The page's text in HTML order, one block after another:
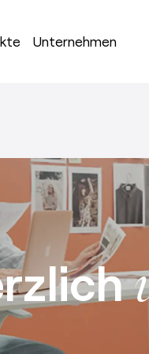
Unternehmen